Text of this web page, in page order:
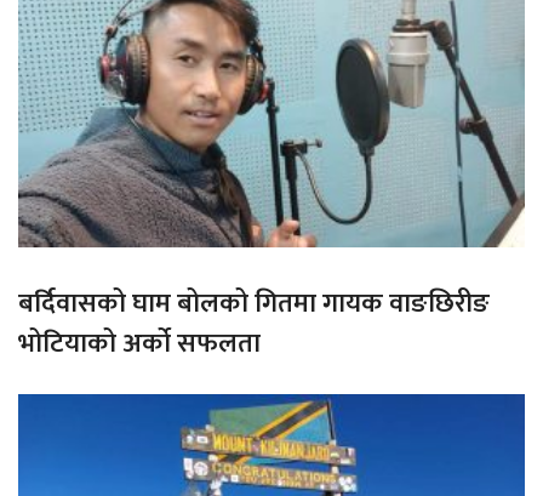
बर्दिवासको घाम बोलको गितमा गायक वाङछिरीङ
भोटियाको अर्को सफलता